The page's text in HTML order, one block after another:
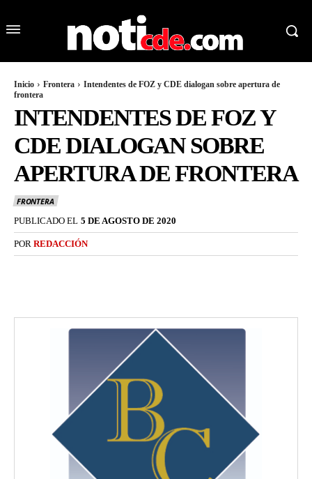
Inicio Frontera
Intendentes de FOZ y CDE dialogan sobre apertura de
frontera
INTENDENTES DE FOZ Y
CDE DIALOGAN SOBRE
APERTURA DE FRONTERA
FRONTERA
PUBLICADO EL 5 DE AGOSTO DE 2020
POR REDACCIÓN